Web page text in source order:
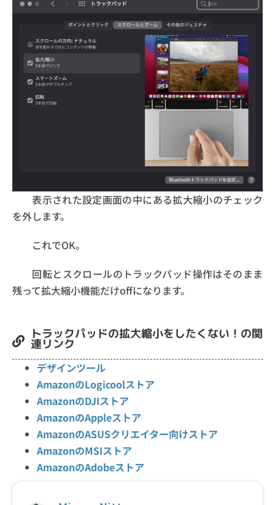
表示された設定画面の中にある拡大縮小のチェック
を外します。
これでOK。
回転とスクロールのトラックパッド操作はそのまま
残って拡大縮小機能だけoffになります。
トラックパッドの拡大縮小をしたくない！の関
連リンク
デザインツール
AmazonのLogicoolストア
AmazonのDJIストア
AmazonのAppleストア
AmazonのASUSクリエイター向けストア
AmazonのMSIストア
AmazonのAdobeストア